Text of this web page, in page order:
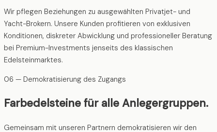
Wir pflegen Beziehungen zu ausgewählten Privatjet- und
Yacht-Brokern. Unsere Kunden profitieren von exklusiven
Konditionen, diskreter Abwicklung und professioneller Beratung
bei Premium-Investments jenseits des klassischen
Edelsteinmarktes.
06 — Demokratisierung des Zugangs
Farbedelsteine für alle Anlegergruppen.
Gemeinsam mit unseren Partnern demokratisieren wir den